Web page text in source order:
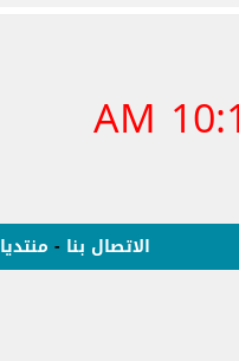
الاتصال بنا -